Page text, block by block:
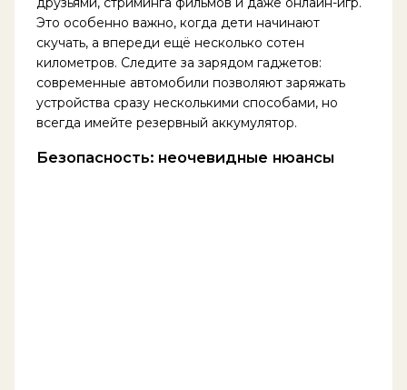
Это особенно важно, когда дети начинают
скучать, а впереди ещё несколько сотен
километров. Следите за зарядом гаджетов:
современные автомобили позволяют заряжать
устройства сразу несколькими способами, но
всегда имейте резервный аккумулятор.
Безопасность: неочевидные нюансы